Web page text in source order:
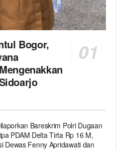
Bogor,
Bareskrim Polri Dugaan
PDAM Delta Tirta Rp 16 M,
Dewas Fenny Apridawati dan